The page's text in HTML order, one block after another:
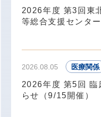
2026年度 第3回東
等総合支援センタ
2026.08.05 医療関係
2026年度 第5回 臨
らせ（9/15開催）